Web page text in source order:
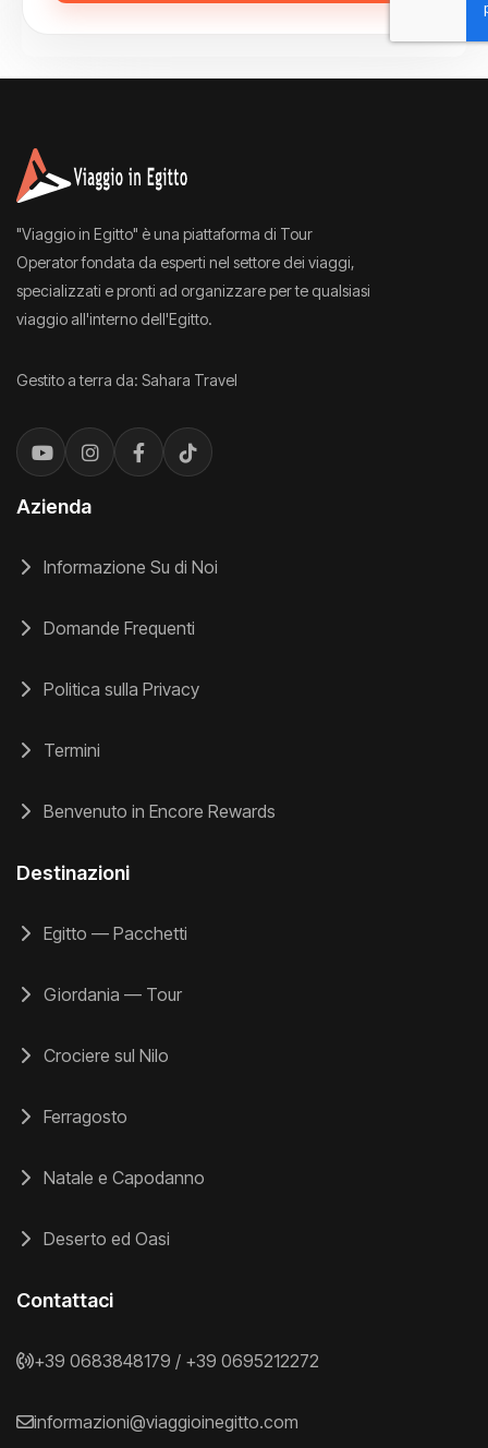
"Viaggio in Egitto" è una piattaforma di Tour
Operator fondata da esperti nel settore dei viaggi,
specializzati e pronti ad organizzare per te qualsiasi
viaggio all'interno dell'Egitto.
Gestito a terra da: Sahara Travel
Azienda
Informazione Su di Noi
Domande Frequenti
Politica sulla Privacy
Termini
Benvenuto in Encore Rewards
Destinazioni
Egitto — Pacchetti
Giordania — Tour
Crociere sul Nilo
Ferragosto
Natale e Capodanno
Deserto ed Oasi
Contattaci
+39 0683848179 / +39 0695212272
informazioni@viaggioinegitto.com